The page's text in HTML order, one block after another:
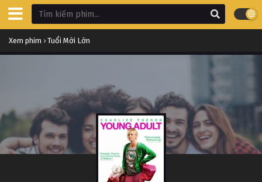
Xem phim › Tuổi Mới Lớn